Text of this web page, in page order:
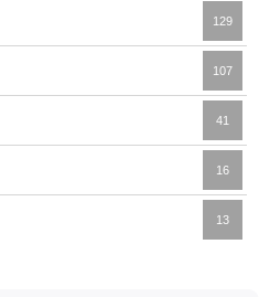
129
107
41
16
13